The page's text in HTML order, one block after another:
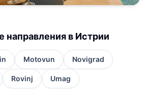
направления в Истрии
Motovun Novigrad
Rovinj Umag